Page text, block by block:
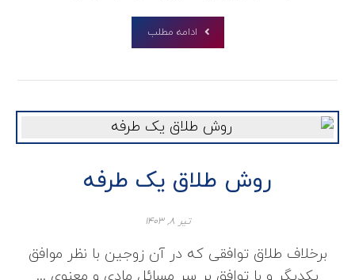
ادامه مطلب
روش طلاق یک طرفه
تیر ۸, ۱۴۰۳
برخلاف طلاق توافقی که در آن زوجین با نظر موافق
یکدیگر و با توافق بر سر مسائل مادی و معنوی ...